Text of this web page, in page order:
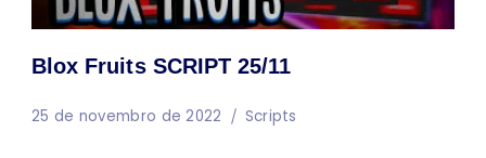
Blox Fruits SCRIPT 25/11
25 de novembro de 2022 Scripts